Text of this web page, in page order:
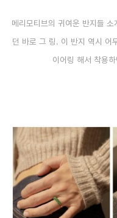
메리모티브의 귀여운 반지들
던 바로 그 링. 이 반지 역시 어
이어링 해서 착용